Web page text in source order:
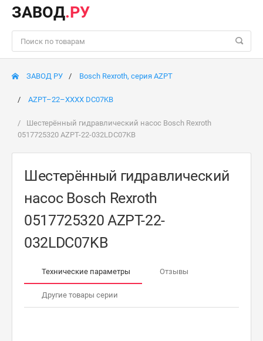
ЗАВОД.РУ
ЗАВОД РУ Bosch Rexroth, серия AZPT
AZPT–22–XXXX DC07KB
Шестерённый гидравлический насос Bosch Rexroth
0517725320 AZPT-22-032LDC07KB
Шестерённый гидравлический
насос Bosch Rexroth
0517725320 AZPT-22-
032LDC07KB
Технические параметры Отзывы
Другие товары серии